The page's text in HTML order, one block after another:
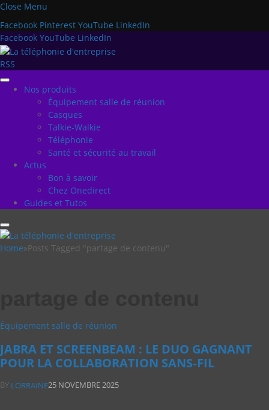
Close Menu
Facebook Pinterest YouTube LinkedIn
Facebook YouTube LinkedIn
RSS
Nos produits
Équipement salle de réunion
Casques
Talkie-Walkie
Téléphonie
Santé et sécurité au travail
Actus
Bon à savoir
Chez Onedirect
Guides et Tutos
Home»Posts Tagged "partage de contenu"
Équipement salle de réunion
JABRA ET SCREENBEAM : LE DUO GAGNANT
POUR LA COLLABORATION SANS‑FIL
BY LORRAINE25 NOVEMBRE 2025